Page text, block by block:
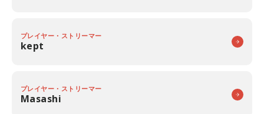
プレイヤー・ストリーマー
kept
プレイヤー・ストリーマー
Masashi